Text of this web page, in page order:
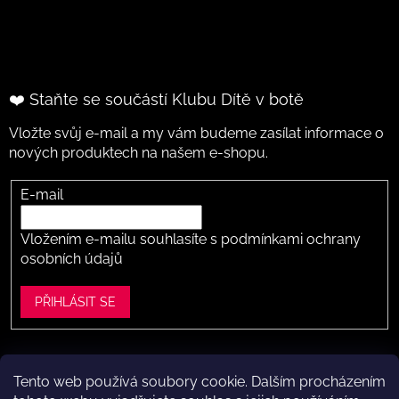
Tento web používá soubory cookie. Dalším procházením
❤️ Staňte se součástí Klubu Dítě v botě
Vložte svůj e-mail a my vám budeme zasílat informace o
nových produktech na našem e-shopu.
E-mail
Vložením e-mailu souhlasíte s podmínkami ochrany
osobních údajů
PŘIHLÁSIT SE
Vytvořil Shoptet